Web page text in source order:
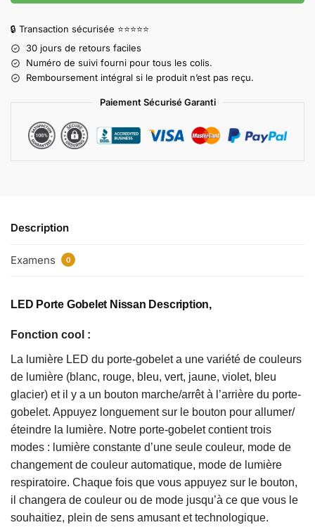
🔒 Transaction sécurisée ⭐⭐⭐⭐⭐
30 jours de retours faciles
Numéro de suivi fourni pour tous les colis.
Remboursement intégral si le produit n’est pas reçu.
Paiement Sécurisé Garanti
Description
Examens 0
LED Porte Gobelet Nissan Description,
Fonction cool :
La lumière LED du porte-gobelet a une variété de couleurs
de lumière (blanc, rouge, bleu, vert, jaune, violet, bleu
glacier) et il y a un bouton marche/arrêt à l’arrière du porte-
gobelet. Appuyez longuement sur le bouton pour allumer/
éteindre la lumière. Notre porte-gobelet contient trois
modes : lumière constante d’une seule couleur, mode de
changement de couleur automatique, mode de lumière
respiratoire. Chaque fois que vous appuyez sur le bouton,
il changera de couleur ou de mode jusqu’à ce que vous le
souhaitiez, plein de sens amusant et technologique.